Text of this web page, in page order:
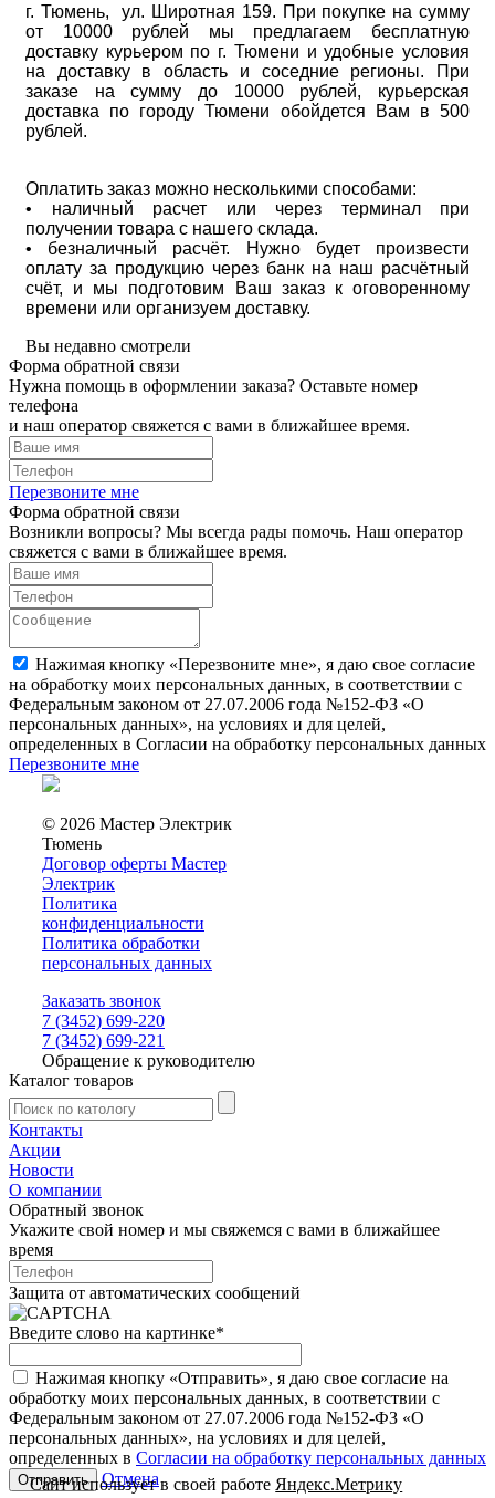
г. Тюмень, ул. Широтная 159. При покупке на сумму
от 10000 рублей мы предлагаем бесплатную
доставку курьером по г. Тюмени и удобные условия
на доставку в область и соседние регионы. При
заказе на сумму до 10000 рублей, курьерская
доставка по городу Тюмени обойдется Вам в 500
рублей.
Оплатить заказ можно несколькими способами:
• наличный расчет или через терминал при
получении товара с нашего склада.
• безналичный расчёт. Нужно будет произвести
оплату за продукцию через банк на наш расчётный
счёт, и мы подготовим Ваш заказ к оговоренному
времени или организуем доставку.
Вы недавно смотрели
Форма обратной связи
Нужна помощь в оформлении заказа? Оставьте номер
телефона
и наш оператор свяжется с вами в ближайшее время.
Перезвоните мне
Форма обратной связи
Возникли вопросы? Мы всегда рады помочь. Наш оператор
свяжется с вами в ближайшее время.
Нажимая кнопку «Перезвоните мне», я даю свое согласие
на обработку моих персональных данных, в соответствии с
Федеральным законом от 27.07.2006 года №152-ФЗ «О
персональных данных», на условиях и для целей,
определенных в Согласии на обработку персональных данных
Перезвоните мне
© 2026 Мастер Электрик
Тюмень
Договор оферты Мастер
Электрик
Политика
конфиденциальности
Политика обработки
персональных данных
Заказать звонок
7 (3452) 699-220
7 (3452) 699-221
Обращение к руководителю
Каталог товаров
Контакты
Акции
Новости
О компании
Обратный звонок
Укажите свой номер и мы свяжемся с вами в ближайшее
время
Защита от автоматических сообщений
Введите слово на картинке*
Нажимая кнопку «Отправить», я даю свое согласие на
обработку моих персональных данных, в соответствии с
Федеральным законом от 27.07.2006 года №152-ФЗ «О
персональных данных», на условиях и для целей,
определенных в Согласии на обработку персональных данных
Отмена
Сайт использует в своей работе Яндекс.Метрику